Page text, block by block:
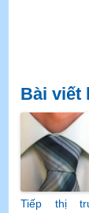
Bài viết
Tiếp thị